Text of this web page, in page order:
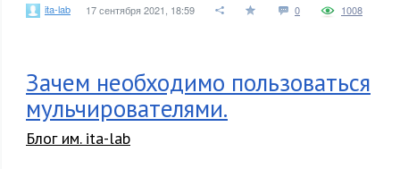
ita-lab 17 сентября 2021, 18:59 0 1008
Зачем необходимо пользоваться
мульчирователями.
Блог им. ita-lab